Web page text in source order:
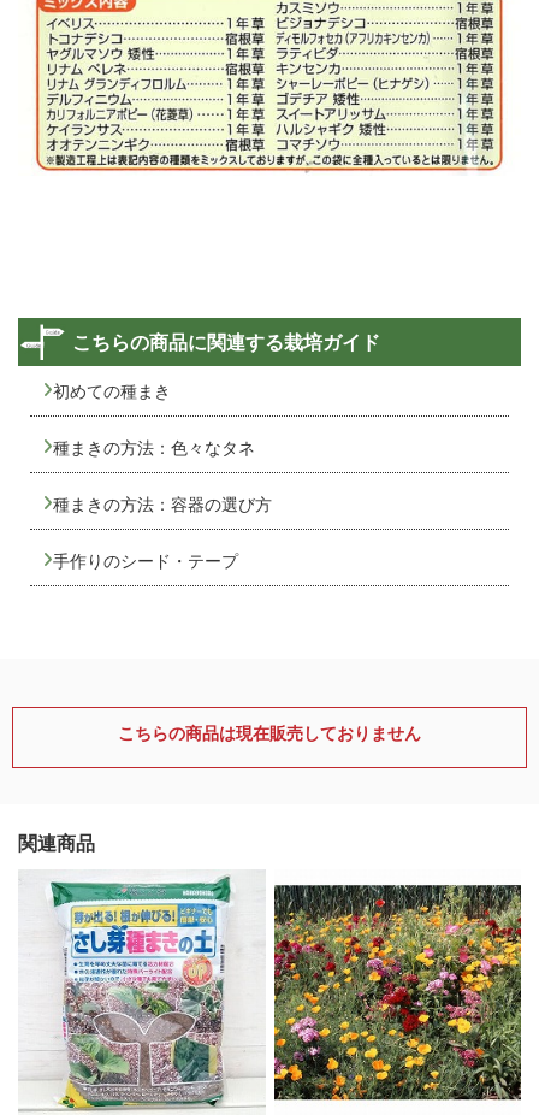
こちらの商品に関連する栽培ガイド
初めての種まき
種まきの方法：色々なタネ
種まきの方法：容器の選び方
手作りのシード・テープ
こちらの商品は現在販売しておりません
関連商品